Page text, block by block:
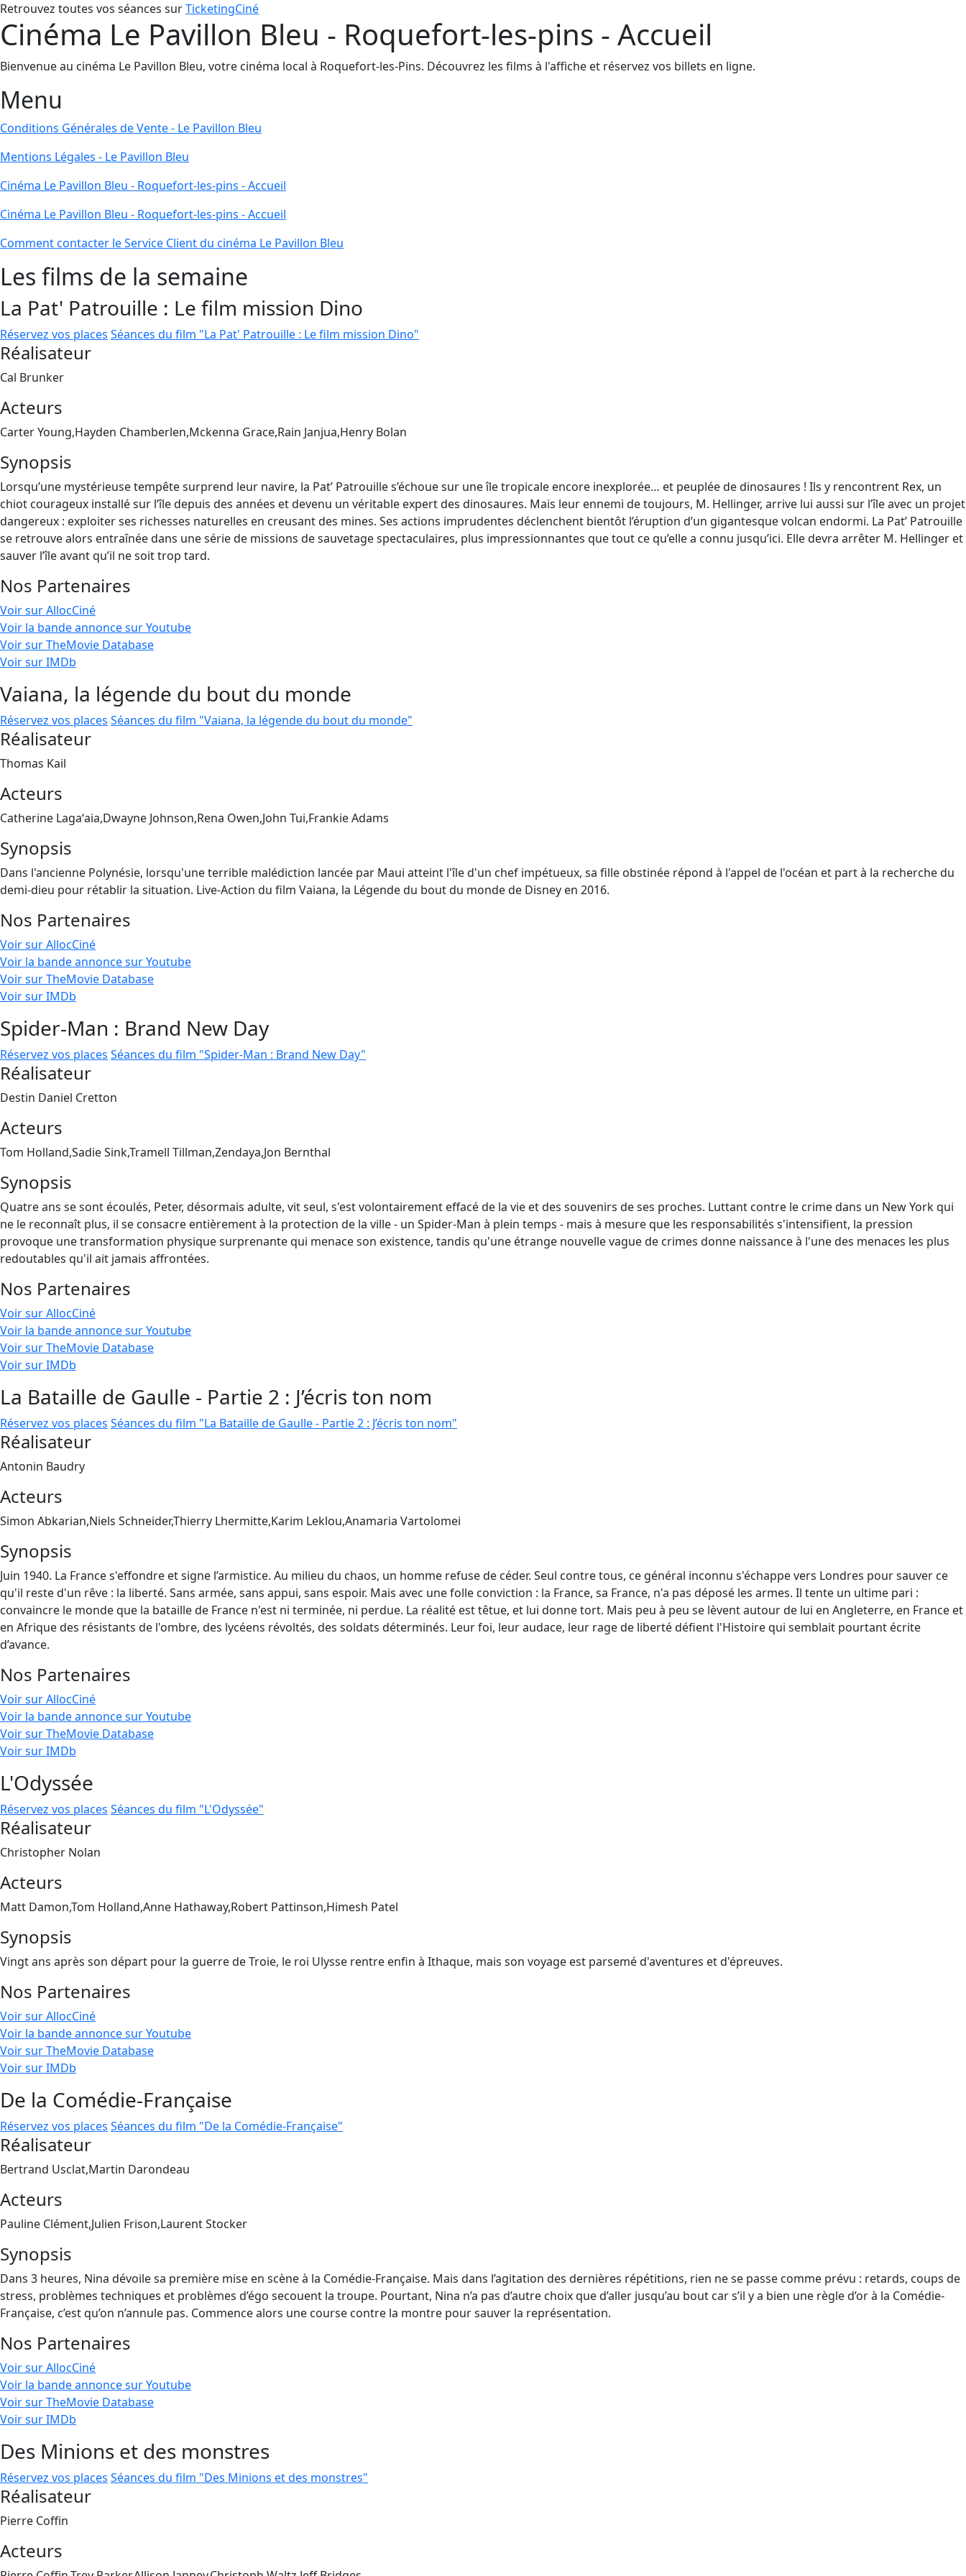
Retrouvez toutes vos séances surTicketingCiné
Cinéma Le Pavillon Bleu - Roquefort-les-pins - Accueil
Bienvenue au cinéma Le Pavillon Bleu, votre cinéma local à Roquefort-les-Pins. Découvrez les films à l'affiche et réservez vos billets en ligne.
Menu
Conditions Générales de Vente - Le Pavillon Bleu
Mentions Légales - Le Pavillon Bleu
Cinéma Le Pavillon Bleu - Roquefort-les-pins - Accueil
Cinéma Le Pavillon Bleu - Roquefort-les-pins - Accueil
Comment contacter le Service Client du cinéma Le Pavillon Bleu
Les films de la semaine
La Pat' Patrouille : Le film mission Dino
Réservez vos places Séances du film "La Pat' Patrouille : Le film mission Dino"
Réalisateur
Cal Brunker
Acteurs
Carter Young,Hayden Chamberlen,Mckenna Grace,Rain Janjua,Henry Bolan
Synopsis
Lorsqu’une mystérieuse tempête surprend leur navire, la Pat’ Patrouille s’échoue sur une île tropicale encore inexplorée… et peuplée de dinosaures ! Ils y rencontrent Rex, un
chiot courageux installé sur l’île depuis des années et devenu un véritable expert des dinosaures. Mais leur ennemi de toujours, M. Hellinger, arrive lui aussi sur l’île avec un projet
dangereux : exploiter ses richesses naturelles en creusant des mines. Ses actions imprudentes déclenchent bientôt l’éruption d’un gigantesque volcan endormi. La Pat’ Patrouille
se retrouve alors entraînée dans une série de missions de sauvetage spectaculaires, plus impressionnantes que tout ce qu’elle a connu jusqu’ici. Elle devra arrêter M. Hellinger et
sauver l’île avant qu’il ne soit trop tard.
Nos Partenaires
Voir sur AllocCiné
Voir la bande annonce sur Youtube
Voir sur TheMovie Database
Voir sur IMDb
Vaiana, la légende du bout du monde
Réservez vos places Séances du film "Vaiana, la légende du bout du monde"
Réalisateur
Thomas Kail
Acteurs
Catherine Lagaʻaia,Dwayne Johnson,Rena Owen,John Tui,Frankie Adams
Synopsis
Dans l'ancienne Polynésie, lorsqu'une terrible malédiction lancée par Maui atteint l'île d'un chef impétueux, sa fille obstinée répond à l'appel de l'océan et part à la recherche du
demi-dieu pour rétablir la situation. Live-Action du film Vaiana, la Légende du bout du monde de Disney en 2016.
Nos Partenaires
Voir sur AllocCiné
Voir la bande annonce sur Youtube
Voir sur TheMovie Database
Voir sur IMDb
Spider-Man : Brand New Day
Réservez vos places Séances du film "Spider-Man : Brand New Day"
Réalisateur
Destin Daniel Cretton
Acteurs
Tom Holland,Sadie Sink,Tramell Tillman,Zendaya,Jon Bernthal
Synopsis
Quatre ans se sont écoulés, Peter, désormais adulte, vit seul, s'est volontairement effacé de la vie et des souvenirs de ses proches. Luttant contre le crime dans un New York qui
ne le reconnaît plus, il se consacre entièrement à la protection de la ville - un Spider-Man à plein temps - mais à mesure que les responsabilités s'intensifient, la pression
provoque une transformation physique surprenante qui menace son existence, tandis qu'une étrange nouvelle vague de crimes donne naissance à l'une des menaces les plus
redoutables qu'il ait jamais affrontées.
Nos Partenaires
Voir sur AllocCiné
Voir la bande annonce sur Youtube
Voir sur TheMovie Database
Voir sur IMDb
La Bataille de Gaulle - Partie 2 : J’écris ton nom
Réservez vos places Séances du film "La Bataille de Gaulle - Partie 2 : J’écris ton nom"
Réalisateur
Antonin Baudry
Acteurs
Simon Abkarian,Niels Schneider,Thierry Lhermitte,Karim Leklou,Anamaria Vartolomei
Synopsis
Juin 1940. La France s'effondre et signe l’armistice. Au milieu du chaos, un homme refuse de céder. Seul contre tous, ce général inconnu s'échappe vers Londres pour sauver ce
qu'il reste d'un rêve : la liberté. Sans armée, sans appui, sans espoir. Mais avec une folle conviction : la France, sa France, n'a pas déposé les armes. Il tente un ultime pari :
convaincre le monde que la bataille de France n'est ni terminée, ni perdue. La réalité est têtue, et lui donne tort. Mais peu à peu se lèvent autour de lui en Angleterre, en France et
en Afrique des résistants de l'ombre, des lycéens révoltés, des soldats déterminés. Leur foi, leur audace, leur rage de liberté défient l'Histoire qui semblait pourtant écrite
d’avance.
Nos Partenaires
Voir sur AllocCiné
Voir la bande annonce sur Youtube
Voir sur TheMovie Database
Voir sur IMDb
L'Odyssée
Réservez vos places Séances du film "L'Odyssée"
Réalisateur
Christopher Nolan
Acteurs
Matt Damon,Tom Holland,Anne Hathaway,Robert Pattinson,Himesh Patel
Synopsis
Vingt ans après son départ pour la guerre de Troie, le roi Ulysse rentre enfin à Ithaque, mais son voyage est parsemé d'aventures et d'épreuves.
Nos Partenaires
Voir sur AllocCiné
Voir la bande annonce sur Youtube
Voir sur TheMovie Database
Voir sur IMDb
De la Comédie-Française
Réservez vos places Séances du film "De la Comédie-Française"
Réalisateur
Bertrand Usclat,Martin Darondeau
Acteurs
Pauline Clément,Julien Frison,Laurent Stocker
Synopsis
Dans 3 heures, Nina dévoile sa première mise en scène à la Comédie-Française. Mais dans l’agitation des dernières répétitions, rien ne se passe comme prévu : retards, coups de
stress, problèmes techniques et problèmes d’égo secouent la troupe. Pourtant, Nina n’a pas d’autre choix que d’aller jusqu’au bout car s’il y a bien une règle d’or à la Comédie-
Française, c’est qu’on n’annule pas. Commence alors une course contre la montre pour sauver la représentation.
Nos Partenaires
Voir sur AllocCiné
Voir la bande annonce sur Youtube
Voir sur TheMovie Database
Voir sur IMDb
Des Minions et des monstres
Réservez vos places Séances du film "Des Minions et des monstres"
Réalisateur
Pierre Coffin
Acteurs